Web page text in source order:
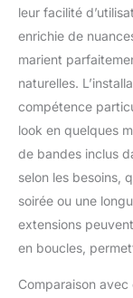
leur facilité
enrichie de
marient
naturelles.
compétence
look en quelques
de bandes inclus
selon les besoins,
soirée ou une
extensions
en boucles,
Comparaison avec